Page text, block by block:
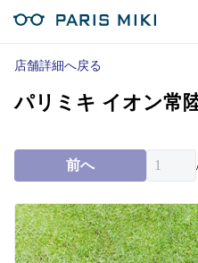
マイページ
Opera Club会員
オンラインショップ会員
店舗を探す
店舗詳細へ戻る
パリミキ イオン常
前へ